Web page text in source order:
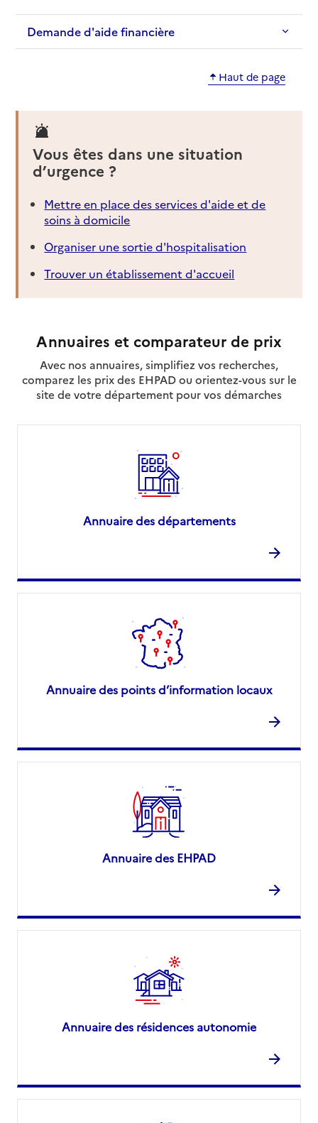
Demande d'aide financière
Haut de page
Vous êtes dans une situation
d’urgence ?
Mettre en place des services d'aide et de
soins à domicile
Organiser une sortie d'hospitalisation
Trouver un établissement d'accueil
Annuaires et comparateur de prix
Avec nos annuaires, simplifiez vos recherches,
comparez les prix des EHPAD ou orientez-vous sur le
site de votre département pour vos démarches
Annuaire des départements
Annuaire des points d’information locaux
Annuaire des EHPAD
Annuaire des résidences autonomie